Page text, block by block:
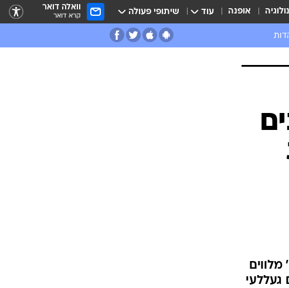
אופנה עוד שיתופי פעולה וואלה דואר
קרא דואר
30 רבנים
געללעי